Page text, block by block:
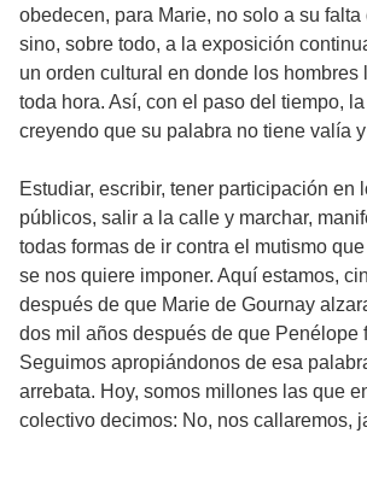
obedecen, para Marie, no solo a su
sino, sobre todo, a la exposición
un orden cultural en donde los hombres
toda hora. Así, con el paso del tiempo,
creyendo que su palabra no tiene valía
Estudiar, escribir, tener participación en
públicos, salir a la calle y marchar,
todas formas de ir contra el mutismo
se nos quiere imponer. Aquí estamos,
después de que Marie de Gournay
dos mil años después de que Penélope
Seguimos apropiándonos de esa
arrebata. Hoy, somos millones las que
colectivo decimos: No, nos callaremos,